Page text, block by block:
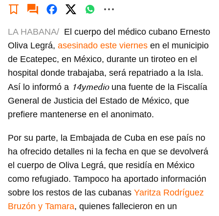
LA HABANA/ El cuerpo del médico cubano Ernesto
Oliva Legrá, asesinado este viernes en el municipio
de Ecatepec, en México, durante un tiroteo en el
hospital donde trabajaba, será repatriado a la Isla.
Así lo informó a 14ymediouna fuente de la Fiscalía
General de Justicia del Estado de México, que
prefiere mantenerse en el anonimato.
Por su parte, la Embajada de Cuba en ese país no
ha ofrecido detalles ni la fecha en que se devolverá
el cuerpo de Oliva Legrá, que residía en México
como refugiado. Tampoco ha aportado información
sobre los restos de las cubanas Yaritza Rodríguez
Bruzón y Tamara, quienes fallecieron en un